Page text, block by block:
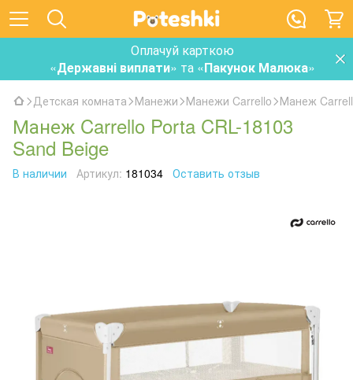
Оплачуй карткою
«Державні виплати» та «Пакунок Малюка»
Детская комната Манежи Манежи Carrello Манеж
Манеж Carrello Porta CRL-18103
Sand Beige
В наличии Артикул: 181034 Оставить отзыв